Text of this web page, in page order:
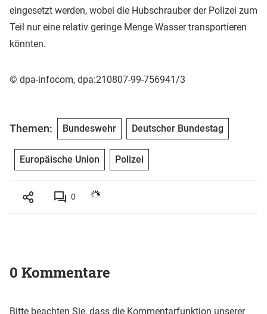
eingesetzt werden, wobei die Hubschrauber der Polizei zum
Teil nur eine relativ geringe Menge Wasser transportieren
könnten.
© dpa-infocom, dpa:210807-99-756941/3
Themen: Bundeswehr Deutscher Bundestag
Europäische Union Polizei
0
0 Kommentare
Bitte beachten Sie, dass die Kommentarfunktion unserer